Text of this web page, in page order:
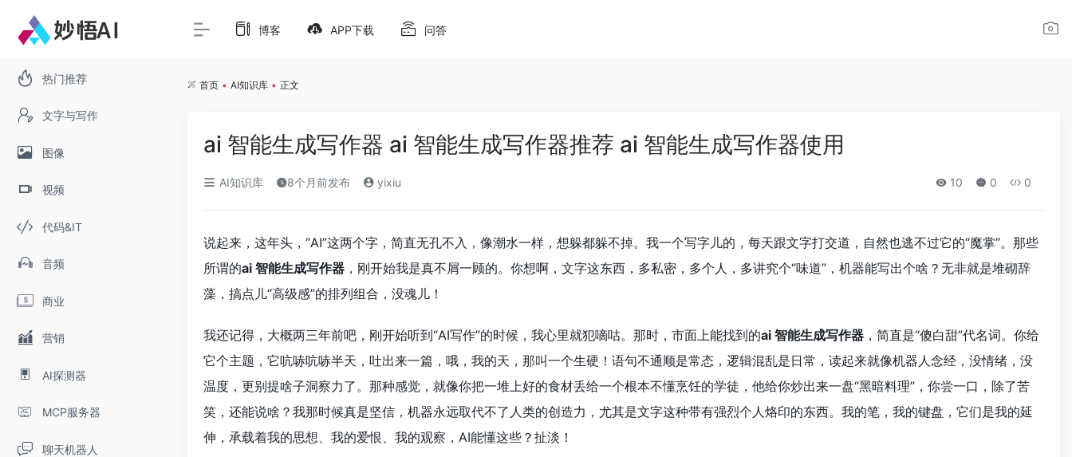
热门推荐
文字与写作
图像
视频
代码&IT
音频
商业
营销
AI探测器
MCP服务器
聊天机器人
博客 APP下载 问答
首页 • AI知识库 • 正文
ai 智能生成写作器 ai 智能生成写作器推荐 ai 智能生成写作器使用
AI知识库 8个月前发布 yixiu 10 0 0
说起来，这年头，“AI”这两个字，简直无孔不入，像潮水一样，想躲都躲不掉。我一个写字儿的，每天跟文字打交道，自然也逃不过它的“魔掌”。那些
所谓的ai 智能生成写作器 ，刚开始我是真不屑一顾的。你想啊，文字这东西，多私密，多个人，多讲究个“味道”，机器能写出个啥？无非就是堆砌辞
藻，搞点儿“高级感”的排列组合，没魂儿！
我还记得，大概两三年前吧，刚开始听到“AI写作”的时候，我心里就犯嘀咕。那时，市面上能找到的ai 智能生成写作器 ，简直是“傻白甜”代名词。你给
它个主题，它吭哧吭哧半天，吐出来一篇，哦，我的天，那叫一个生硬！语句不通顺是常态，逻辑混乱是日常，读起来就像机器人念经，没情绪，没
温度，更别提啥子洞察力了。那种感觉，就像你把一堆上好的食材丢给一个根本不懂烹饪的学徒，他给你炒出来一盘“黑暗料理”，你尝一口，除了苦
笑，还能说啥？我那时候真是坚信，机器永远取代不了人类的创造力，尤其是文字这种带有强烈个人烙印的东西。我的笔，我的键盘，它们是我的延
伸，承载着我的思想、我的爱恨、我的观察，AI能懂这些？扯淡！